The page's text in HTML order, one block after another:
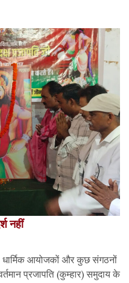
नहीं
आयोजकों और कुछ संगठनों
प्रजापति (कुम्हार) समुदाय के